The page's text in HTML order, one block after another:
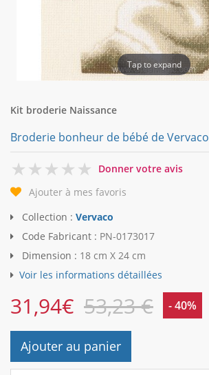
Tap to expand
Kit broderie Naissance
Broderie bonheur de bébé de Vervaco
0
Donner votre avis
Ajouter à mes favoris
Collection : Vervaco
Code Fabricant : PN-0173017
Dimension : 18 cm X 24 cm
Voir les informations détaillées
31,94€ 53,23 € - 40%
Ajouter au panier